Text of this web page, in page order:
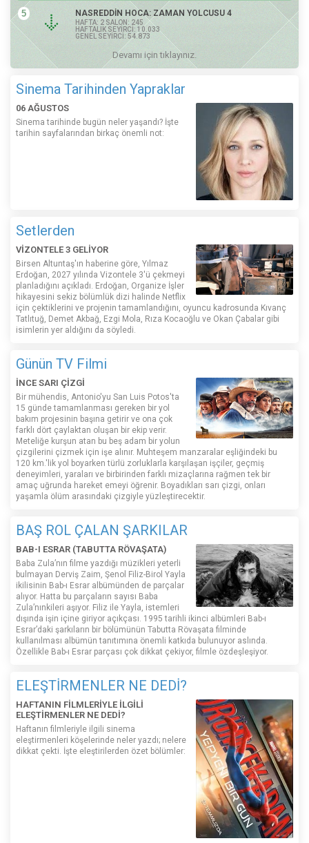
5 NASREDDİN HOCA: ZAMAN YOLCUSU 4
HAFTA: 2 SALON: 245
HAFTALIK SEYİRCİ: 10.033
GENEL SEYİRCİ: 54.873
Devamı için tıklayınız.
Sinema Tarihinden Yapraklar
06 AĞUSTOS
Sinema tarihinde bugün neler yaşandı? İşte
tarihin sayfalarından birkaç önemli not:
Setlerden
VİZONTELE 3 GELİYOR
Birsen Altuntaş'ın haberine göre, Yılmaz
Erdoğan, 2027 yılında Vizontele 3'ü çekmeyi
planladığını açıkladı. Erdoğan, Organize İşler
hikayesini sekiz bölümlük dizi halinde Netflix
için çektiklerini ve projenin tamamlandığını, oyuncu kadrosunda Kıvanç
Tatlıtuğ, Demet Akbağ, Ezgi Mola, Rıza Kocaoğlu ve Okan Çabalar gibi
isimlerin yer aldığını da söyledi.
Günün TV Filmi
İNCE SARI ÇİZGİ
Bir mühendis, Antonio'yu San Luis Potos'ta
15 günde tamamlanması gereken bir yol
bakım projesinin başına getirir ve ona çok
farklı dört çaylaktan oluşan bir ekip verir.
Meteliğe kurşun atan bu beş adam bir yolun
çizgilerini çizmek için işe alınır. Muhteşem manzaralar eşliğindeki bu
120 km.'lik yol boyarken türlü zorluklarla karşılaşan işçiler, geçmiş
deneyimleri, yaraları ve birbirinden farklı mizaçlarına rağmen tek bir
amaç uğrunda hareket emeyi öğrenir. Boyadıkları sarı çizgi, onları
yaşamla ölüm arasındaki çizgiyle yüzleştirecektir.
BAŞ ROL ÇALAN ŞARKILAR
BAB-I ESRAR (TABUTTA RÖVAŞATA)
Baba Zula’nın filme yazdığı müzikleri yeterli
bulmayan Derviş Zaim, Şenol Filiz-Birol Yayla
ikilisinin Bab-ı Esrar albümünden de parçalar
alıyor. Hatta bu parçaların sayısı Baba
Zula’nınkileri aşıyor. Filiz ile Yayla, istemleri
dışında işin içine giriyor açıkçası. 1995 tarihli ikinci albümleri Bab-ı
Esrar’daki şarkıların bir bölümünün Tabutta Rövaşata filminde
kullanılması albümün tanıtımına önemli katkıda bulunuyor aslında.
Özellikle Bab-ı Esrar parçası çok dikkat çekiyor, filmle özdeşleşiyor.
ELEŞTİRMENLER NE DEDİ?
HAFTANIN FİLMLERİYLE İLGİLİ
ELEŞTİRMENLER NE DEDİ?
Haftanın filmleriyle ilgili sinema
eleştirmenleri köşelerinde neler yazdı; nelere
dikkat çekti. İşte eleştirilerden özet bölümler: